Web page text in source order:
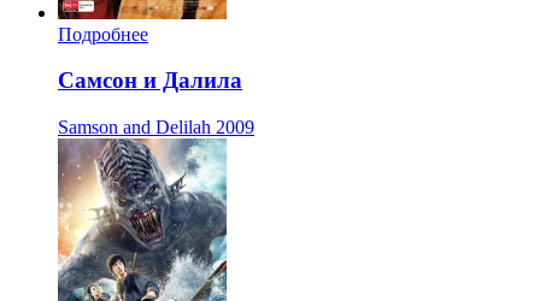
Подробнее
Самсон и Далила
Samson and Delilah 2009